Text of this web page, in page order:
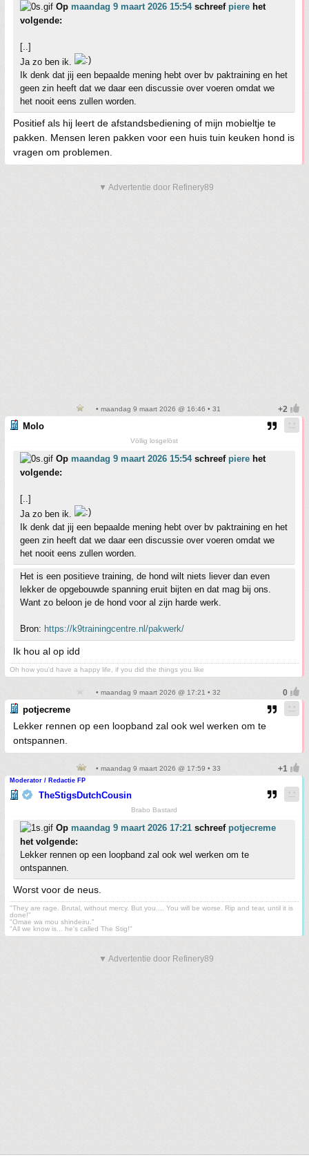
Op maandag 9 maart 2026 15:54schreef piere het
volgende:
[..]
Ja zo ben ik.
Ik denk dat jij een bepaalde mening hebt over bv paktraining en het
geen zin heeft dat we daar een discussie over voeren omdat we
het nooit eens zullen worden.
Positief als hij leert de afstandsbediening of mijn mobieltje te
pakken. Mensen leren pakken voor een huis tuin keuken hond is
vragen om problemen.
▼ Advertentie door Refinery89
• maandag 9 maart 2026 @ 16:46 • 31
Molo
Völlig losgelöst
Op maandag 9 maart 2026 15:54schreef piere het
volgende:
[..]
Ja zo ben ik.
Ik denk dat jij een bepaalde mening hebt over bv paktraining en het
geen zin heeft dat we daar een discussie over voeren omdat we
het nooit eens zullen worden.
Het is een positieve training, de hond wilt niets liever dan even
lekker de opgebouwde spanning eruit bijten en dat mag bij ons.
Want zo beloon je de hond voor al zijn harde werk.
Bron: https://k9trainingcentre.nl/pakwerk/
Ik hou al op idd
Oh how you'd have a happy life, if you did the things you like
• maandag 9 maart 2026 @ 17:21 • 32
potjecreme
Lekker rennen op een loopband zal ook wel werken om te
ontspannen.
• maandag 9 maart 2026 @ 17:59 • 33
Moderator / Redactie FP
TheStigsDutchCousin
Brabo Bastard
Op maandag 9 maart 2026 17:21 schreef potjecreme
het volgende:
Lekker rennen op een loopband zal ook wel werken om te
ontspannen.
Worst voor de neus.
"They are rage. Brutal, without mercy. But you.... You will be worse. Rip and tear, until it is
done!"
"Omae wa mou shindeiru."
"All we know is... he's called The Stig!"
▼ Advertentie door Refinery89